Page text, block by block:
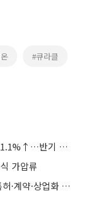
#큐라클
보령, 상반기 영업익 440억, 전년比 21.1%↑…반기 역대 최대
가압류
알테오젠, 올해만 1.8조 기술수출…특허·계약·상업화 ‘삼박자’